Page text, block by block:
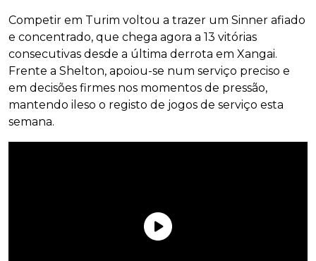
Competir em Turim voltou a trazer um Sinner afiado
e concentrado, que chega agora a 13 vitórias
consecutivas desde a última derrota em Xangai.
Frente a Shelton, apoiou-se num serviço preciso e
em decisões firmes nos momentos de pressão,
mantendo ileso o registo de jogos de serviço esta
semana.